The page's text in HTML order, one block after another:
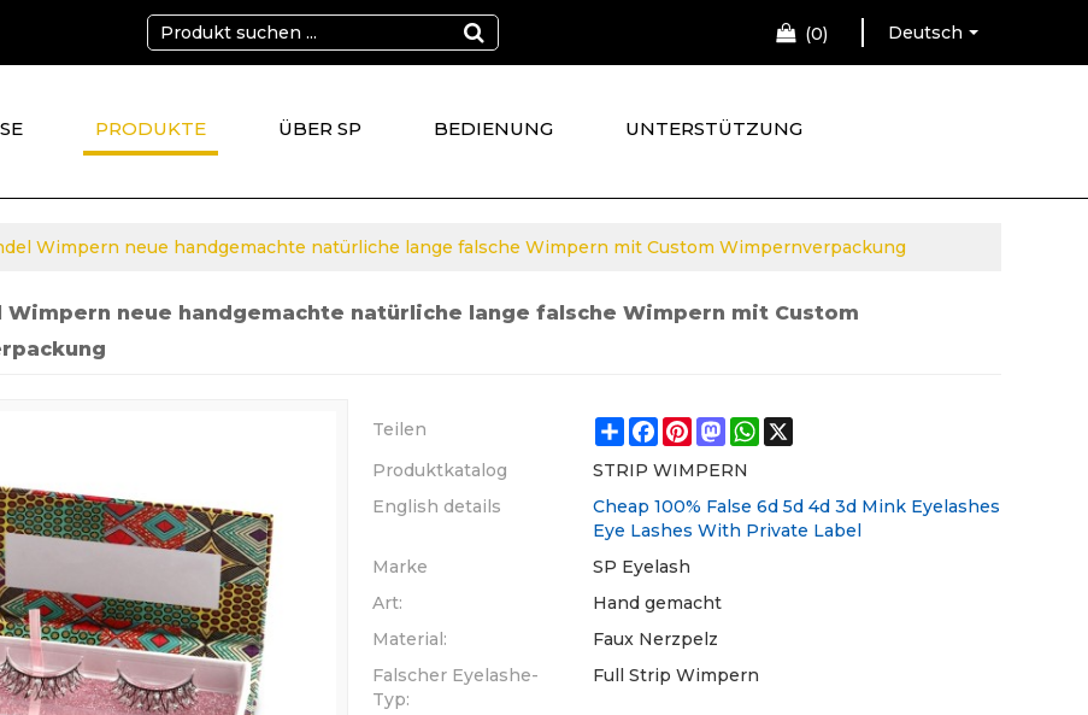
0 Deutsch
PRODUKTE ÜBER SP BEDIENUNG UNTERSTÜTZUNG
Wimpern neue handgemachte natürliche lange falsche Wimpern mit Custom Wimpernverpackung
Wimpern neue handgemachte natürliche lange falsche Wimpern mit Custom
Teilen ShareFacebook
Pinterest
Mastodon
WhatsApp
X
Produktkatalog
STRIP WIMPERN
English details
Cheap 100% False 6d 5d 4d 3d Mink Eyelashes
Eye Lashes With Private Label
Marke
SP Eyelash
Art:
Hand gemacht
Material:
Faux Nerzpelz
Falscher Eyelashe-
Typ:
Full Strip Wimpern